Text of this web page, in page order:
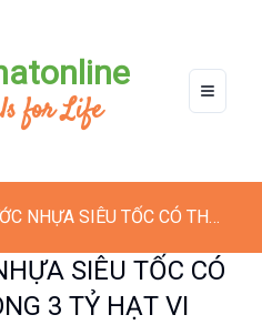
for Life
NHỰA SIÊU TỐC CÓ THỂ
SIÊU TỐC CÓ
3 TỶ HẠT VI